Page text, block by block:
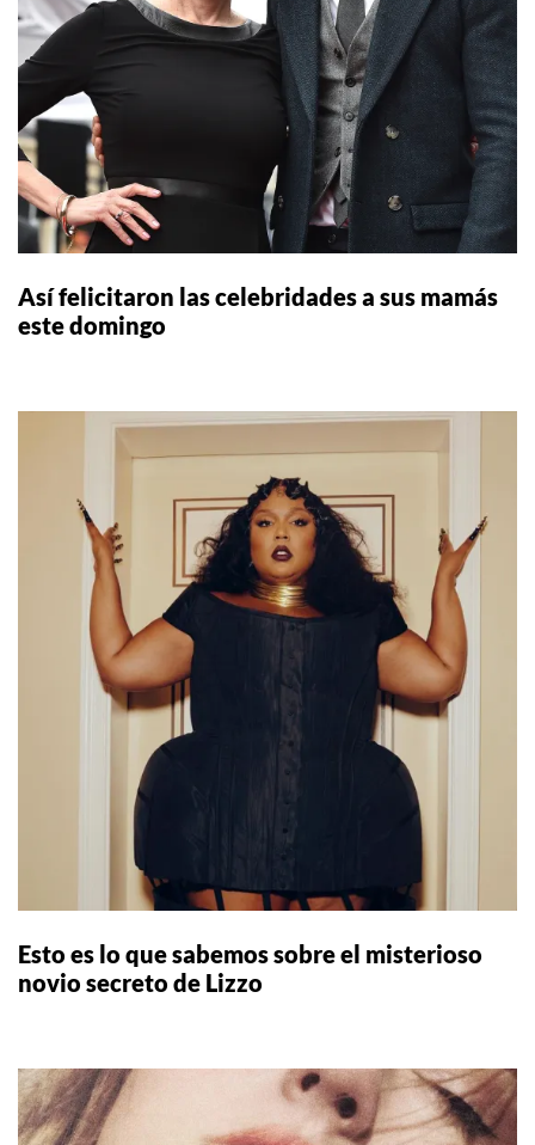
Así felicitaron las celebridades a sus mamás
este domingo
Esto es lo que sabemos sobre el misterioso
novio secreto de Lizzo